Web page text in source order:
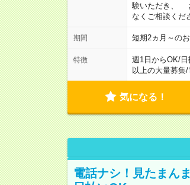
験いただき、
なくご相談くだ
期間 短期2ヵ月～の
特徴 週1日からOK/日
以上の大量募集/
気になる！
電話ナシ！見たまん